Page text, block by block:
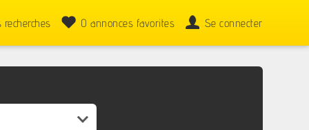
recherches 0 annonces favorites Se connecter